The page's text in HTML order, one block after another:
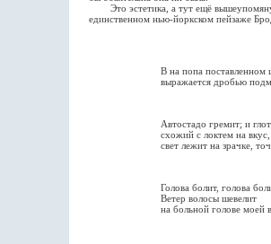
Это эстетика, а тут ещё
единственном нью-йоркском пейзаже
В на попа поставленном
выражается дробью
Автостадо гремит; и
схожий с локтем на
свет лежит на зрачке,
Голова болит, голова
Ветер волосы шевелит
на больной голове моей